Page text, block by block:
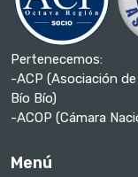
Pertenecemos:
-ACP (Asociación
Bío Bío)
-ACOP (Cámara
Menú